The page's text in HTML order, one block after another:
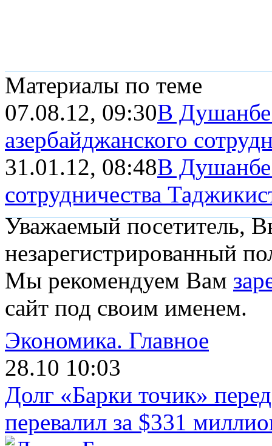
Материалы по теме
07.08.12, 09:30В Душанбе
азербайджанского
31.01.12, 08:48В
сотрудничества
Уважаемый посетитель,
незарегистрированный
Мы рекомендуем Вам
сайт под своим именем.
Экономика. Главное
28.10 10:03
Долг «Барки точик»
перевалил за $331